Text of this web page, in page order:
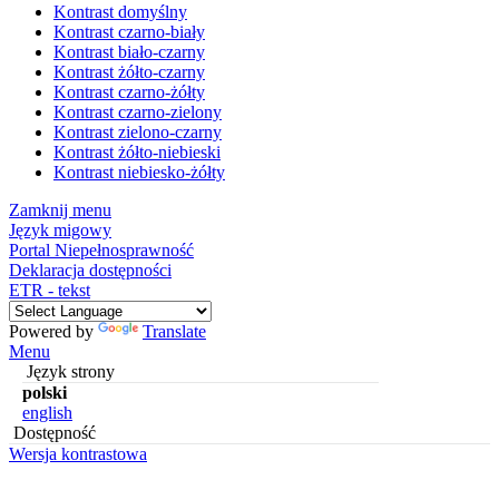
Kontrast domyślny
Kontrast czarno-biały
Kontrast biało-czarny
Kontrast żółto-czarny
Kontrast czarno-żółty
Kontrast czarno-zielony
Kontrast zielono-czarny
Kontrast żółto-niebieski
Kontrast niebiesko-żółty
Zamknij menu
Język migowy
Portal Niepełnosprawność
Deklaracja dostępności
ETR - tekst
Powered by
Translate
Menu
Język strony
polski
english
Dostępność
Wersja kontrastowa